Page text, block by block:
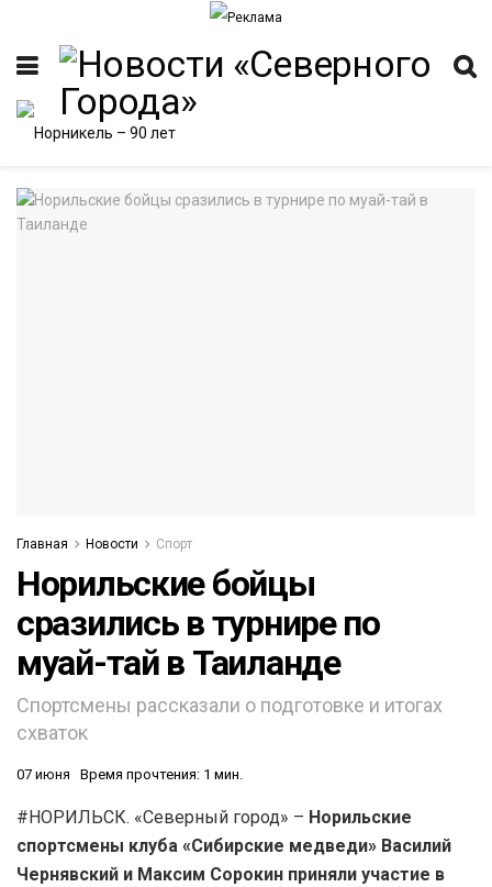
Главная Новости Спорт
Норильские бойцы
сразились в турнире по
муай-тай в Таиланде
Спортсмены рассказали о подготовке и итогах
схваток
07 июня Время прочтения: 1 мин.
#НОРИЛЬСК. «Северный город» – Норильские
спортсмены клуба «Сибирские медведи» Василий
Чернявский и Максим Сорокин приняли участие в